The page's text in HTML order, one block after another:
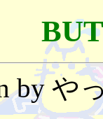
by や